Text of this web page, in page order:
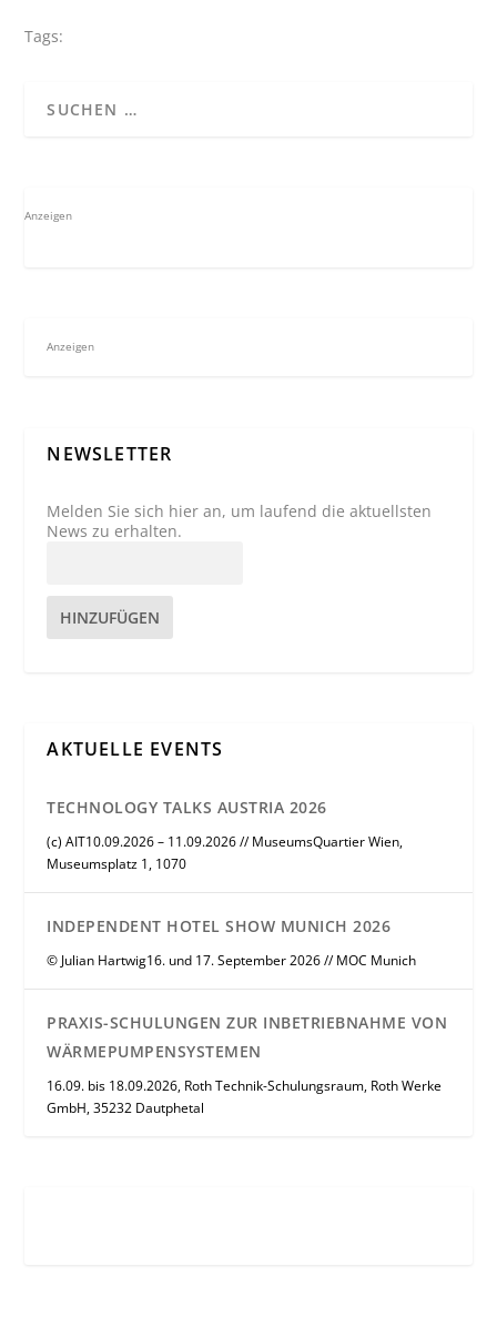
Tags:
Anzeigen
Anzeigen
NEWSLETTER
Melden Sie sich hier an, um laufend die aktuellsten
News zu erhalten.
HINZUFÜGEN
AKTUELLE EVENTS
TECHNOLOGY TALKS AUSTRIA 2026
(c) AIT10.09.2026 – 11.09.2026 // MuseumsQuartier Wien,
Museumsplatz 1, 1070
INDEPENDENT HOTEL SHOW MUNICH 2026
© Julian Hartwig16. und 17. September 2026 // MOC Munich
PRAXIS-SCHULUNGEN ZUR INBETRIEBNAHME VON
WÄRMEPUMPENSYSTEMEN
16.09. bis 18.09.2026, Roth Technik-Schulungsraum, Roth Werke
GmbH, 35232 Dautphetal